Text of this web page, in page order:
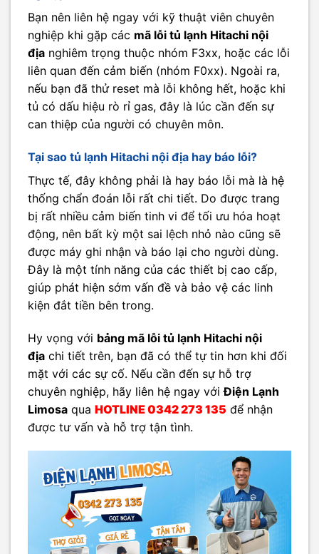
Bạn nên liên hệ ngay với kỹ thuật viên chuyên
nghiệp khi gặp các mã lỗi tủ lạnh Hitachi nội
địa nghiêm trọng thuộc nhóm F3xx, hoặc các lỗi
liên quan đến cảm biến (nhóm F0xx). Ngoài ra,
nếu bạn đã thử reset mà lỗi không hết, hoặc khi
tủ có dấu hiệu rò rỉ gas, đây là lúc cần đến sự
can thiệp của người có chuyên môn.
Tại sao tủ lạnh Hitachi nội địa hay báo lỗi?
Thực tế, đây không phải là hay báo lỗi mà là hệ
thống chẩn đoán lỗi rất chi tiết. Do được trang
bị rất nhiều cảm biến tinh vi để tối ưu hóa hoạt
động, nên bất kỳ một sai lệch nhỏ nào cũng sẽ
được máy ghi nhận và báo lại cho người dùng.
Đây là một tính năng của các thiết bị cao cấp,
giúp phát hiện sớm vấn đề và bảo vệ các linh
kiện đắt tiền bên trong.
Hy vọng với bảng mã lỗi tủ lạnh Hitachi nội
địa chi tiết trên, bạn đã có thể tự tin hơn khi đối
mặt với các sự cố. Nếu cần đến sự hỗ trợ
chuyên nghiệp, hãy liên hệ ngay vớiĐiện Lạnh
Limosa qua HOTLINE0342 273 135 để nhận
được tư vấn và hỗ trợ tận tình.